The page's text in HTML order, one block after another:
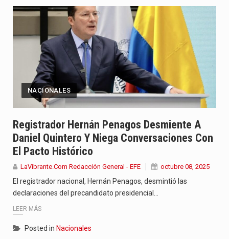
NACIONALES
Registrador Hernán Penagos Desmiente A
Daniel Quintero Y Niega Conversaciones Con
El Pacto Histórico
LaVibrante.Com Redacción General - EFE octubre 08, 2025
El registrador nacional, Hernán Penagos, desmintió las
declaraciones del precandidato presidencial…
LEER MÁS
Posted in Nacionales